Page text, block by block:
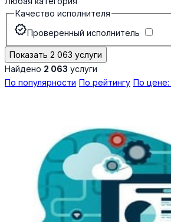
Качество исполнителя
verifiedПроверенный исполнитель
Показать 2 063 услуги
Найдено 2 063 услуги
По популярности По рейтингу По цене: